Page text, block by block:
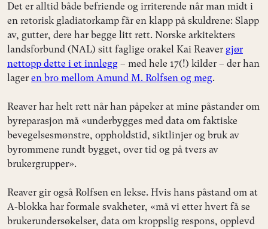
Det er alltid både befriende og irriterende når man midt i
en retorisk gladiatorkamp får en klapp på skuldrene: Slapp
av, gutter, dere har begge litt rett. Norske arkitekters
landsforbund (NAL) sitt faglige orakel Kai Reaver gjør
nettopp dette i et innlegg – med hele 17(!) kilder – der han
lager en bro mellom Amund M. Rolfsen og meg.
Reaver har helt rett når han påpeker at mine påstander om
byreparasjon må «underbygges med data om faktiske
bevegelsesmønstre, oppholdstid, siktlinjer og bruk av
byrommene rundt bygget, over tid og på tvers av
brukergrupper».
Reaver gir også Rolfsen en lekse. Hvis hans påstand om at
A-blokka har formale svakheter, «må vi etter hvert få se
brukerundersøkelser, data om kroppslig respons, opplevd